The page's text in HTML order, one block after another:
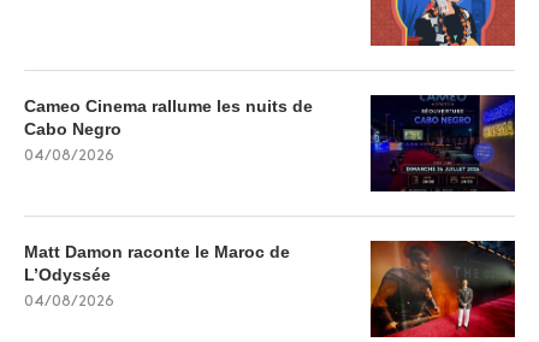
Cameo Cinema rallume les nuits de
Cabo Negro
04/08/2026
Matt Damon raconte le Maroc de
L’Odyssée
04/08/2026